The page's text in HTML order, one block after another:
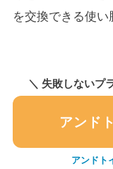
を交換できる使い
＼ 失敗しないプ
アンド
アンドト